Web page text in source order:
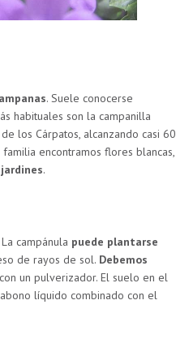
. Suele conocerse
habituales son la campanilla
los Cárpatos, alcanzando casi 60
encontramos flores blancas,
.
campánula puede plantarse
de rayos de sol. Debemos
con un pulverizador. El suelo en el
líquido combinado con el